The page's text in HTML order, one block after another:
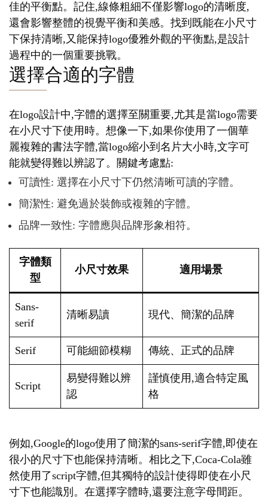
佳的平衡點。記住,線條粗細不僅影響logo的清晰度,
還會影響整體的視覺平衡和美感。找到既能在小尺寸
下保持清晰,又能保持logo優雅外觀的平衡點,是設計
過程中的一個重要挑戰。
選擇合適的字體
在logo設計中,字體的選擇至關重要,尤其是當logo需要
在小尺寸下使用時。想像一下,如果你使用了一個華
麗複雜的書法字體,當logo縮小到名片大小時,文字可
能就變得難以辨認了。關鍵考慮點:
可讀性: 選擇在小尺寸下仍然清晰可讀的字體。
簡潔性: 避免過於裝飾或複雜的字體。
品牌一致性: 字體應與品牌形象相符。
字體類
型
小尺寸效果 適用場景
Sans-
serif
清晰易讀 現代、簡潔的品牌
Serif 可能細節模糊 傳統、正式的品牌
Script
易變得難以辨
認
謹慎使用,適合特定風
格
例如,Google的logo使用了簡潔的sans-serif字體,即使在
很小的尺寸下也能保持清晰。相比之下,Coca-Cola雖
然使用了script字體,但其獨特的設計使得即使在小尺
寸下也能識別。在選擇字體時,還要注意字母間距。